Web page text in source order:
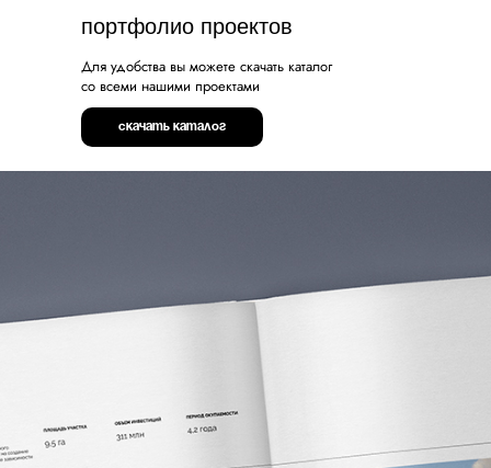
портфолио проектов
Для удобства вы можете скачать каталог
со всеми нашими проектами
скачать каталог